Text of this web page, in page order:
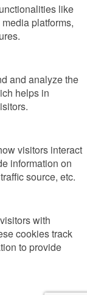
like
platforms,
and analyze the
helps in
visitors interact
information on
source, etc.
with
cookies track
to provide